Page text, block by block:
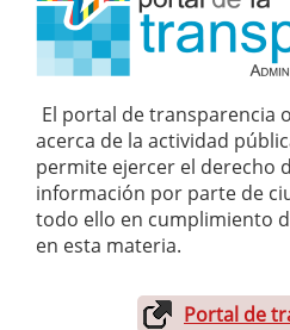
El portal de transparencia
acerca de la actividad
permite ejercer el derecho
información por parte de
todo ello en cumplimiento
en esta materia.
Portal de